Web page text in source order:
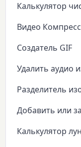
Калькулятор
Видео
Создатель GIF
Удалить аудио
Разделитель
Добавить или
Калькулятор